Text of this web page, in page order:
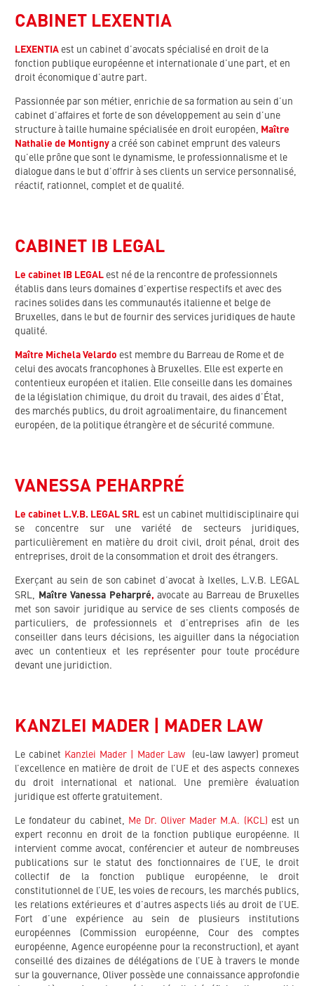
CABINET LEXENTIA
LEXENTIA est un cabinet d’avocats spécialisé en droit de la
fonction publique européenne et internationale d’une part, et en
droit économique d’autre part.
Passionnée par son métier, enrichie de sa formation au sein d’un
cabinet d’affaires et forte de son développement au sein d’une
structure à taille humaine spécialisée en droit européen,
Maître
Nathalie de Montigny a créé son cabinet emprunt des valeurs
qu’elle prône que sont le dynamisme, le professionnalisme et le
dialogue dans le but d’offrir à ses clients un service personnalisé,
réactif, rationnel, complet et de qualité.
CABINET IB LEGAL
Le cabinet IB LEGAL est né de la rencontre de professionnels
établis dans leurs domaines d’expertise respectifs et avec des
racines solides dans les communautés italienne et belge de
Bruxelles, dans le but de fournir des services juridiques de haute
qualité.
Maître Michela Velardo est membre du Barreau de Rome et de
celui des avocats francophones à Bruxelles. Elle est experte en
contentieux européen et italien. Elle conseille dans les domaines
de la législation chimique, du droit du travail, des aides d’État,
des marchés publics, du droit agroalimentaire, du financement
européen, de la politique étrangère et de sécurité commune.
VANESSA PEHARPRÉ
Le cabinet L.V.B. LEGAL SRL est un cabinet multidisciplinaire qui
se concentre sur une variété de secteurs juridiques,
particulièrement en matière du droit civil, droit pénal, droit des
entreprises, droit de la consommation et droit des étrangers.
Exerçant au sein de son cabinet d’avocat à Ixelles, L.V.B. LEGAL
SRL,
Maître Vanessa Peharpré, avocate au Barreau de Bruxelles
met son savoir juridique au service de ses clients composés de
particuliers, de professionnels et d’entreprises afin de les
conseiller dans leurs décisions, les aiguiller dans la négociation
avec un contentieux et les représenter pour toute procédure
devant une juridiction.
KANZLEI MADER | MADER LAW
Le cabinet Kanzlei Mader | Mader Law (eu-law lawyer) promeut
l’excellence en matière de droit de l’UE et des aspects connexes
du droit international et national. Une première évaluation
juridique est offerte gratuitement.
Le fondateur du cabinet, Me Dr. Oliver Mader M.A. (KCL) est un
expert reconnu en droit de la fonction publique européenne. Il
intervient comme avocat, conférencier et auteur de nombreuses
publications sur le statut des fonctionnaires de l’UE, le droit
collectif de la fonction publique européenne, le droit
constitutionnel de l’UE, les voies de recours, les marchés publics,
les relations extérieures et d’autres aspects liés au droit de l’UE.
Fort d’une expérience au sein de plusieurs institutions
européennes (Commission européenne, Cour des comptes
européenne, Agence européenne pour la reconstruction), et ayant
conseillé des dizaines de délégations de l’UE à travers le monde
sur la gouvernance, Oliver possède une connaissance approfondie